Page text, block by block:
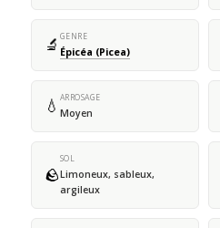
🔬 GENRE
Épicéa (Picea)
💧 ARROSAGE
Moyen
🪨
SOL
Limoneux, sableux,
argileux